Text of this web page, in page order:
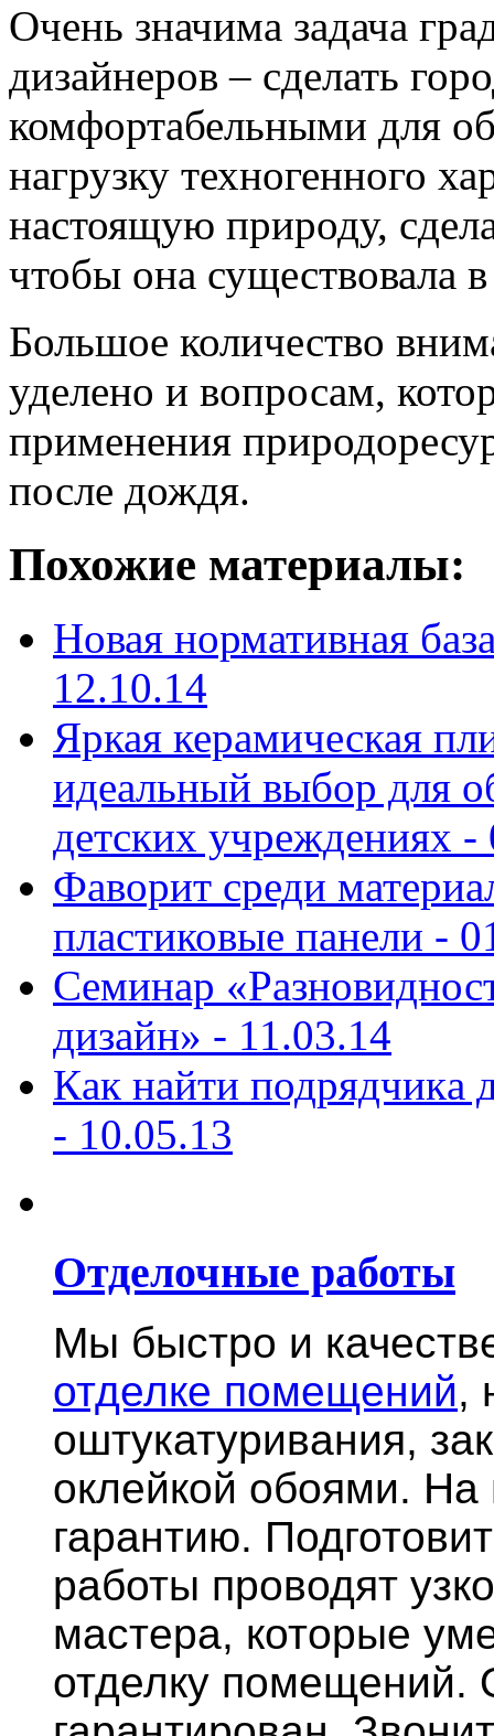
Очень значима задача
дизайнеров – сделать
комфортабельными для
нагрузку техногенного
настоящую природу,
чтобы она существовала
Большое количество
уделено и вопросам,
применения
после дождя.
Похожие материалы:
Новая нормативная
12.10.14
Яркая керамическая
идеальный выбор для
детских учреждениях -
Фаворит среди
пластиковые панели -
Семинар
дизайн» - 11.03.14
Кaк найти подрядчикa
- 10.05.13
Отделочные работы
Мы быстро и
отделке помещений,
оштукатуривания,
оклейкой обоями.
гарантию.
работы проводят
мастера, которые
отделку помещений.